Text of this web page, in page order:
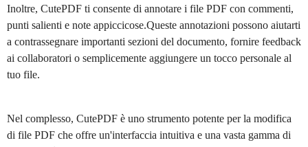
Inoltre, CutePDF ti consente di annotare i file PDF con commenti,
punti salienti e note appiccicose.Queste annotazioni possono aiutarti
a contrassegnare importanti sezioni del documento, fornire feedback
ai collaboratori o semplicemente aggiungere un tocco personale al
tuo file.
Nel complesso, CutePDF è uno strumento potente per la modifica
di file PDF che offre un'interfaccia intuitiva e una vasta gamma di